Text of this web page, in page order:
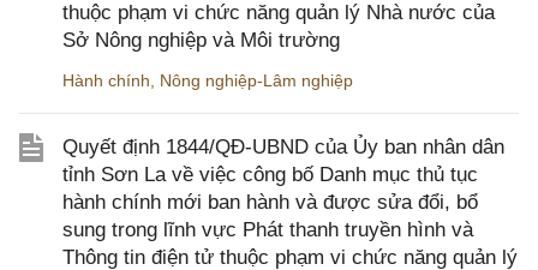
thuộc phạm vi chức năng quản lý Nhà nước của
Sở Nông nghiệp và Môi trường
Hành chính Nông nghiệp-Lâm nghiệp
Quyết định 1844/QĐ-UBND của Ủy ban nhân dân
tỉnh Sơn La về việc công bố Danh mục thủ tục
hành chính mới ban hành và được sửa đổi, bổ
sung trong lĩnh vực Phát thanh truyền hình và
Thông tin điện tử thuộc phạm vi chức năng quản lý